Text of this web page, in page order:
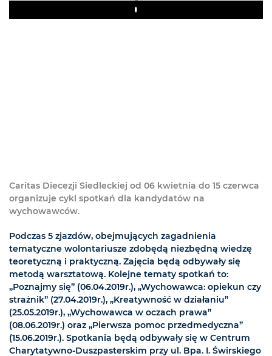
Play
Caritas Diecezji Siedleckiej od 06 kwietnia do 15 czerwca
organizuje cykl spotkań dla kandydatów na
wychowawców.
Podczas 5 zjazdów, obejmujących zagadnienia
tematyczne wolontariusze zdobędą niezbędną wiedzę
teoretyczną i praktyczną. Zajęcia będą odbywały się
metodą warsztatową. Kolejne tematy spotkań to:
„Poznajmy się” (06.04.2019r.), „Wychowawca: opiekun czy
strażnik” (27.04.2019r.), „Kreatywność w działaniu”
(25.05.2019r.), „Wychowawca w oczach prawa”
(08.06.2019r.) oraz „Pierwsza pomoc przedmedyczna”
(15.06.2019r.). Spotkania będą odbywały się w Centrum
Charytatywno-Duszpasterskim przy ul. Bpa. I. Świrskiego